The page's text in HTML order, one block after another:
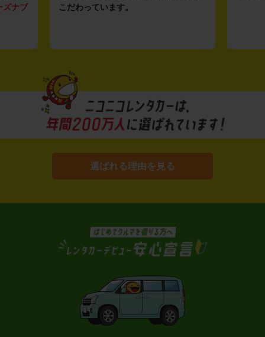
ズナブ
こだわっています。
選ばれる理由を見る